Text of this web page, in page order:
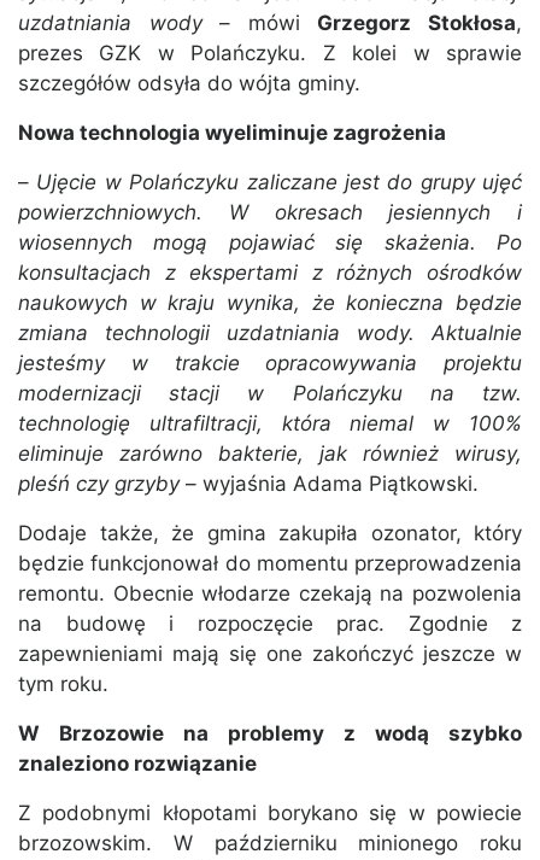
uzdatniania wody– mówi Grzegorz Stokłosa,
prezes GZK w Polańczyku. Z kolei w sprawie
szczegółów odsyła do wójta gminy.
Nowa technologia wyeliminuje zagrożenia
– Ujęcie w Polańczyku zaliczane jest do grupy ujęć
powierzchniowych. W okresach jesiennych i
wiosennych mogą pojawiać się skażenia. Po
konsultacjach z ekspertami z różnych ośrodków
naukowych w kraju wynika, że konieczna będzie
zmiana technologii uzdatniania wody. Aktualnie
jesteśmy w trakcie opracowywania projektu
modernizacji stacji w Polańczyku na tzw.
technologię ultrafiltracji, która niemal w 100%
eliminuje zarówno bakterie, jak również wirusy,
pleśń czy grzyby– wyjaśnia Adama Piątkowski.
Dodaje także, że gmina zakupiła ozonator, który
będzie funkcjonował do momentu przeprowadzenia
remontu. Obecnie włodarze czekają na pozwolenia
na budowę i rozpoczęcie prac. Zgodnie z
zapewnieniami mają się one zakończyć jeszcze w
tym roku.
W Brzozowie na problemy z wodą szybko
znaleziono rozwiązanie
Z podobnymi kłopotami borykano się w powiecie
brzozowskim. W październiku minionego roku